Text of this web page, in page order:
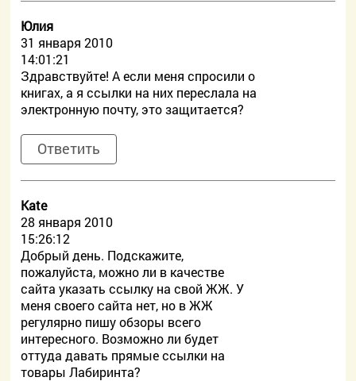
Юлия
31 января 2010
14:01:21
Здравствуйте! А если меня спросили о
книгах, а я ссылки на них переслала на
электронную почту, это защитается?
Ответить
Kate
28 января 2010
15:26:12
Добрый день. Подскажите,
пожалуйста, можно ли в качестве
сайта указать ссылку на свой ЖЖ. У
меня своего сайта нет, но в ЖЖ
регулярно пишу обзоры всего
интересного. Возможно ли будет
оттуда давать прямые ссылки на
товары Лабиринта?